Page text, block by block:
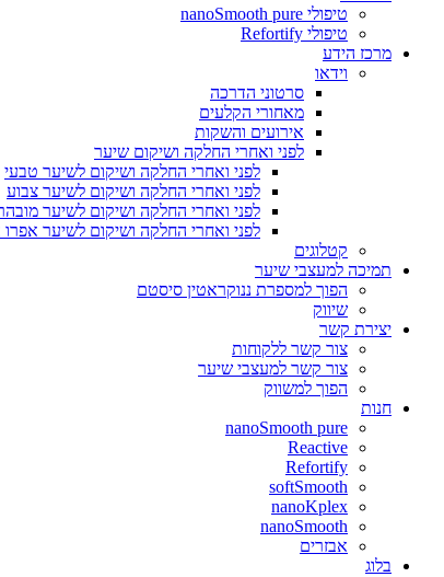
טיפולי nanoSmooth pure
טיפולי Refortify
מרכז הידע
וידאו
סרטוני הדרכה
מאחורי הקלעים
אירועים והשקות
לפני ואחרי החלקה ושיקום שיער
לפני ואחרי החלקה ושיקום לשיער טבעי
לפני ואחרי החלקה ושיקום לשיער צבוע
לפני ואחרי החלקה ושיקום לשיער
לפני ואחרי החלקה ושיקום לשיער אפרו
קטלוגים
תמיכה למעצבי שיער
הפוך למספרת ננוקראטין סיסטם
שיווק
יצירת קשר
צור קשר ללקוחות
צור קשר למעצבי שיער
הפוך למשווק
חנות
nanoSmooth pure
Reactive
Refortify
softSmooth
nanoKplex
nanoSmooth
אבזרים
בלוג